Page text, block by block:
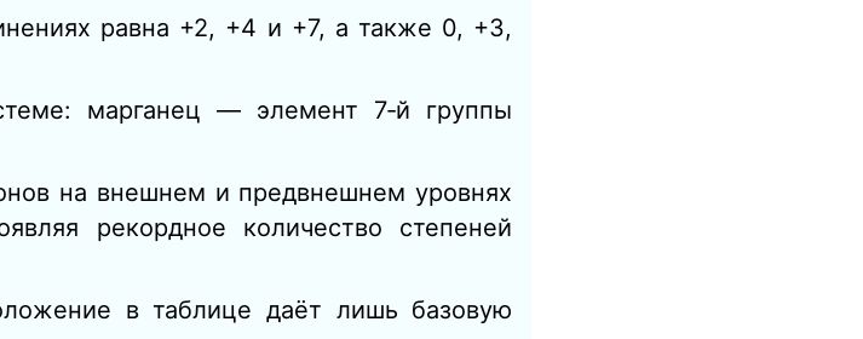
равна +2, +4 и +7, а также 0, +3,
марганец — элемент 7‑й группы
на внешнем и предвнешнем уровнях
рекордное количество степеней
в таблице даёт лишь базовую